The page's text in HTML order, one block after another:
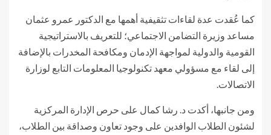
كما عُقدت عدة لقاءات تثقيفية أهمها مع الدكتور عمرو عثمان
مساعد وزيرة التضامن الاجتماعي؛ للتعريف بالاستراتيجية
القومية والدولية لمواجهة الإدمان ومكافحة المخدرات بالإضافة
إلى لقاء مع مسؤولي معهد تكنولوجيا المعلومات التابع لوزارة
الاتصالات.
ومن جانبها، أكدت د. رشا كمال على حرص الإدارة المركزية
لشئون الطلاب الوافدين على وجود تعاون وصداقة بين الطلاب،